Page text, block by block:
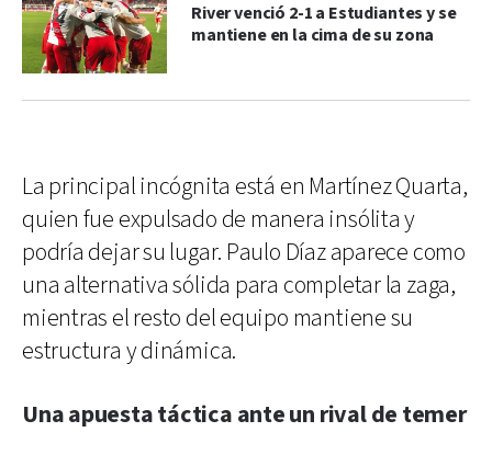
River venció 2-1 a Estudiantes y se
mantiene en la cima de su zona
La principal incógnita está en Martínez Quarta,
quien fue expulsado de manera insólita y
podría dejar su lugar. Paulo Díaz aparece como
una alternativa sólida para completar la zaga,
mientras el resto del equipo mantiene su
estructura y dinámica.
Una apuesta táctica ante un rival de temer